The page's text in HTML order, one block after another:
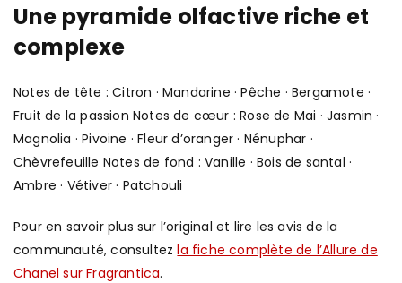
Une pyramide olfactive riche et
complexe
Notes de tête : Citron · Mandarine · Pêche · Bergamote ·
Fruit de la passion Notes de cœur : Rose de Mai · Jasmin ·
Magnolia · Pivoine · Fleur d’oranger · Nénuphar ·
Chèvrefeuille Notes de fond : Vanille · Bois de santal ·
Ambre · Vétiver · Patchouli
Pour en savoir plus sur l’original et lire les avis de la
communauté, consultezla fiche complète de l’Allure de
Chanel sur Fragrantica.